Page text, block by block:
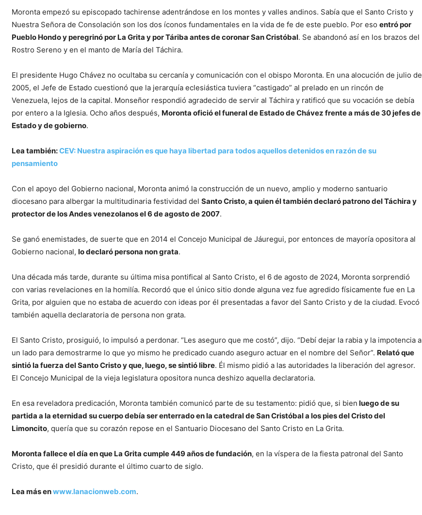
Moronta empezó su episcopado tachirense adentrándose en los montes y valles andinos. Sabía que el Santo Cristo y
Nuestra Señora de Consolación son los dos íconos fundamentales en la vida de fe de este pueblo. Por eso entró por
Pueblo Hondo y peregrinó por La Grita y por Táriba antes de coronar San Cristóbal. Se abandonó así en los brazos del
Rostro Sereno y en el manto de María del Táchira.
El presidente Hugo Chávez no ocultaba su cercanía y comunicación con el obispo Moronta. En una alocución de julio de
2005, el Jefe de Estado cuestionó que la jerarquía eclesiástica tuviera “castigado” al prelado en un rincón de
Venezuela, lejos de la capital. Monseñor respondió agradecido de servir al Táchira y ratificó que su vocación se debía
por entero a la Iglesia. Ocho años después, Moronta ofició el funeral de Estado de Chávez frente a más de 30 jefes de
Estado y de gobierno.
Lea también:CEV: Nuestra aspiración es que haya libertad para todos aquellos detenidos en razón de su
pensamiento
Con el apoyo del Gobierno nacional, Moronta animó la construcción de un nuevo, amplio y moderno santuario
diocesano para albergar la multitudinaria festividad del Santo Cristo, a quien él también declaró patrono del Táchira y
protector de los Andes venezolanos el 6 de agosto de 2007.
Se ganó enemistades, de suerte que en 2014 el Concejo Municipal de Jáuregui, por entonces de mayoría opositora al
Gobierno nacional, lo declaró persona non grata.
Una década más tarde, durante su última misa pontifical al Santo Cristo, el 6 de agosto de 2024, Moronta sorprendió
con varias revelaciones en la homilía. Recordó que el único sitio donde alguna vez fue agredido físicamente fue en La
Grita, por alguien que no estaba de acuerdo con ideas por él presentadas a favor del Santo Cristo y de la ciudad. Evocó
también aquella declaratoria de persona non grata.
El Santo Cristo, prosiguió, lo impulsó a perdonar. “Les aseguro que me costó”, dijo. “Debí dejar la rabia y la impotencia a
un lado para demostrarme lo que yo mismo he predicado cuando aseguro actuar en el nombre del Señor”. Relató que
sintió la fuerza del Santo Cristo y que, luego, se sintió libre. Él mismo pidió a las autoridades la liberación del agresor.
El Concejo Municipal de la vieja legislatura opositora nunca deshizo aquella declaratoria.
En esa reveladora predicación, Moronta también comunicó parte de su testamento: pidió que, si bien luego de su
partida a la eternidad su cuerpo debía ser enterrado en la catedral de San Cristóbal a los pies del Cristo del
Limoncito, quería que su corazón repose en el Santuario Diocesano del Santo Cristo en La Grita.
Moronta fallece el día en que La Grita cumple 449 años de fundación, en la víspera de la fiesta patronal del Santo
Cristo, que él presidió durante el último cuarto de siglo.
Lea más enwww.lanacionweb.com.